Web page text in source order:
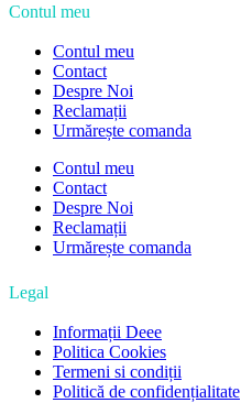
Contul meu
Contul meu
Contact
Despre Noi
Reclamații
Urmărește comanda
Contul meu
Contact
Despre Noi
Reclamații
Urmărește comanda
Legal
Informații Deee
Politica Cookies
Termeni si condiții
Politică de confidențialitate